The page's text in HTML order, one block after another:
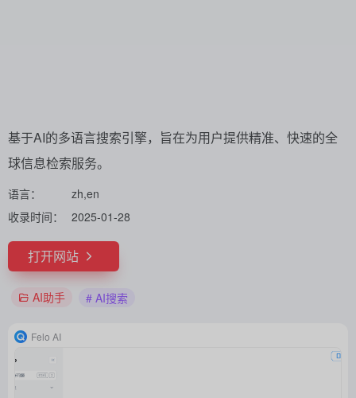
基于AI的多语言搜索引擎，旨在为用户提供精准、快速的全
球信息检索服务。
语言：
zh,en
收录时间：
2025-01-28
打开网站
AI助手 # AI搜索
Felo AI